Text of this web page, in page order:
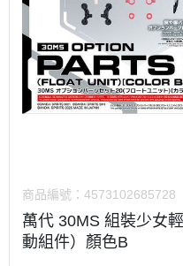
商品編號： 4573102685728
萬代 30MS 組裝少女
動組件）顏色B